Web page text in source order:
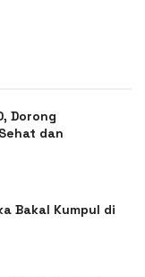
Dorong
dan
Bakal Kumpul di